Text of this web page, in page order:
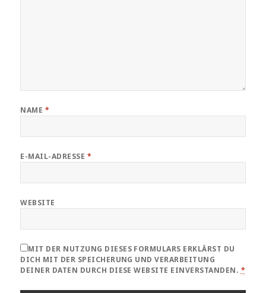
NAME *
E-MAIL-ADRESSE *
WEBSITE
MIT DER NUTZUNG DIESES FORMULARS ERKLÄRST DU
DICH MIT DER SPEICHERUNG UND VERARBEITUNG
DEINER DATEN DURCH DIESE WEBSITE EINVERSTANDEN. *